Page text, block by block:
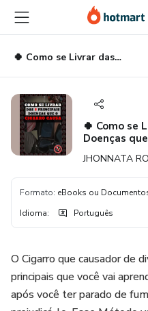
para
conteúdo
principal
para
pagamento
para
rodapé
🍀 Como se Livrar das 5 Principais Doenças que o Cigarro Causa
🍀 Como se
Doenças
JHONNATA
Formato: eBooks ou
Idioma: Português
O Cigarro que causador de
principais que você vai
após você ter parado de